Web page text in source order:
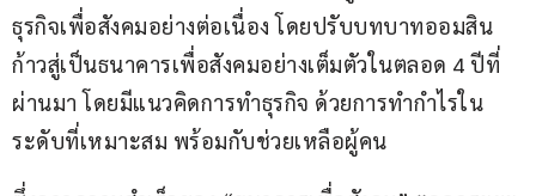
ธุรกิจเพื่อสังคมอย่างต่อเนื่อง โดยปรับบทบาทออมสิน
ก้าวสู่เป็นธนาคารเพื่อสังคมอย่างเต็มตัวในตลอด 4 ปีที่
ผ่านมา โดยมีแนวคิดการทำธุรกิจ ด้วยการทำกำไรใน
ระดับที่เหมาะสม พร้อมกับช่วยเหลือผู้คน